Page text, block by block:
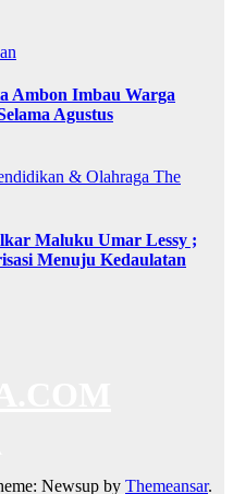
Ambon Imbau Warga
Agustus
& Olahraga The
Maluku Umar Lessy ;
Menuju Kedaulatan
Newsup by Themeansar.